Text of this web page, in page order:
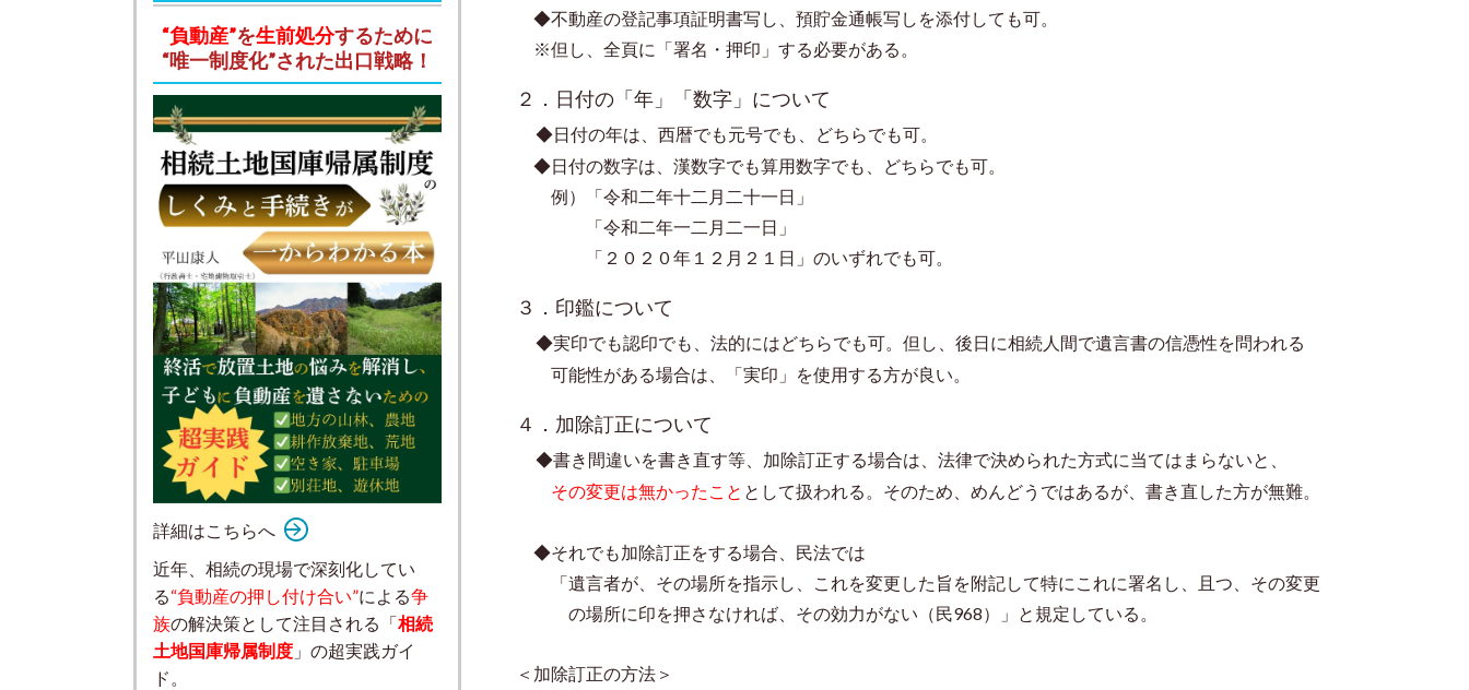
◆不動産の登記事項証明書写し、預貯金通帳写しを添付しても可。
※但し、全頁に「署名・押印」する必要がある。
２．日付の「年」「数字」について
◆日付の年は、西暦でも元号でも、どちらでも可。
◆日付の数字は、漢数字でも算用数字でも、どちらでも可。
例）「令和二年十二月二十一日」
「令和二年一二月二一日」
「２０２０年１２月２１日」のいずれでも可。
３．印鑑について
◆実印でも認印でも、法的にはどちらでも可。但し、後日に相続人間で遺言書の信憑性を問われる
可能性がある場合は、「実印」を使用する方が良い。
４．加除訂正について
◆書き間違いを書き直す等、加除訂正する場合は、法律で決められた方式に当てはまらないと、
その変更は無かったこと として扱われる。 そのため、めんどうではあるが、書き直した方が無難。
◆それでも加除訂正をする場合、民法では
「遺言者が、その場所を指示し、これを変更した旨を附記して特にこれに署名し、且つ、その変更
の場所に印を押さなければ、その効力がない（民968）」と規定している。
＜加除訂正の方法＞
“負動産”を生前処分するために
“唯一制度化”された出口戦略！
詳細はこちらへ
近年、相続の現場で深刻化してい
る“負動産の押し付け合い”による争
族の解決策として注目される「相続
土地国庫帰属制度 」の超実践ガイ
ド。